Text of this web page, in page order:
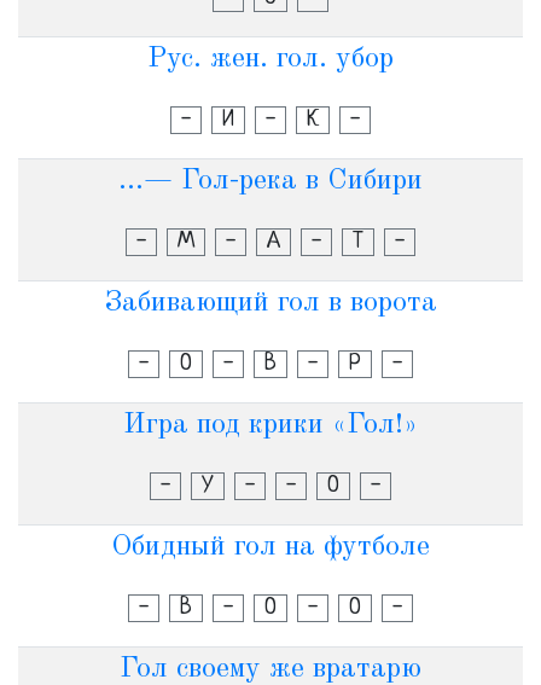
Рус. жен. гол. убор
- И - К -
...— Гол-река в Сибири
- М - А - Т -
Забивающий гол в ворота
- О - В - Р -
Игра под крики «Гол!»
- У - - О -
Обидный гол на футболе
- В - О - О -
Гол своему же вратарю